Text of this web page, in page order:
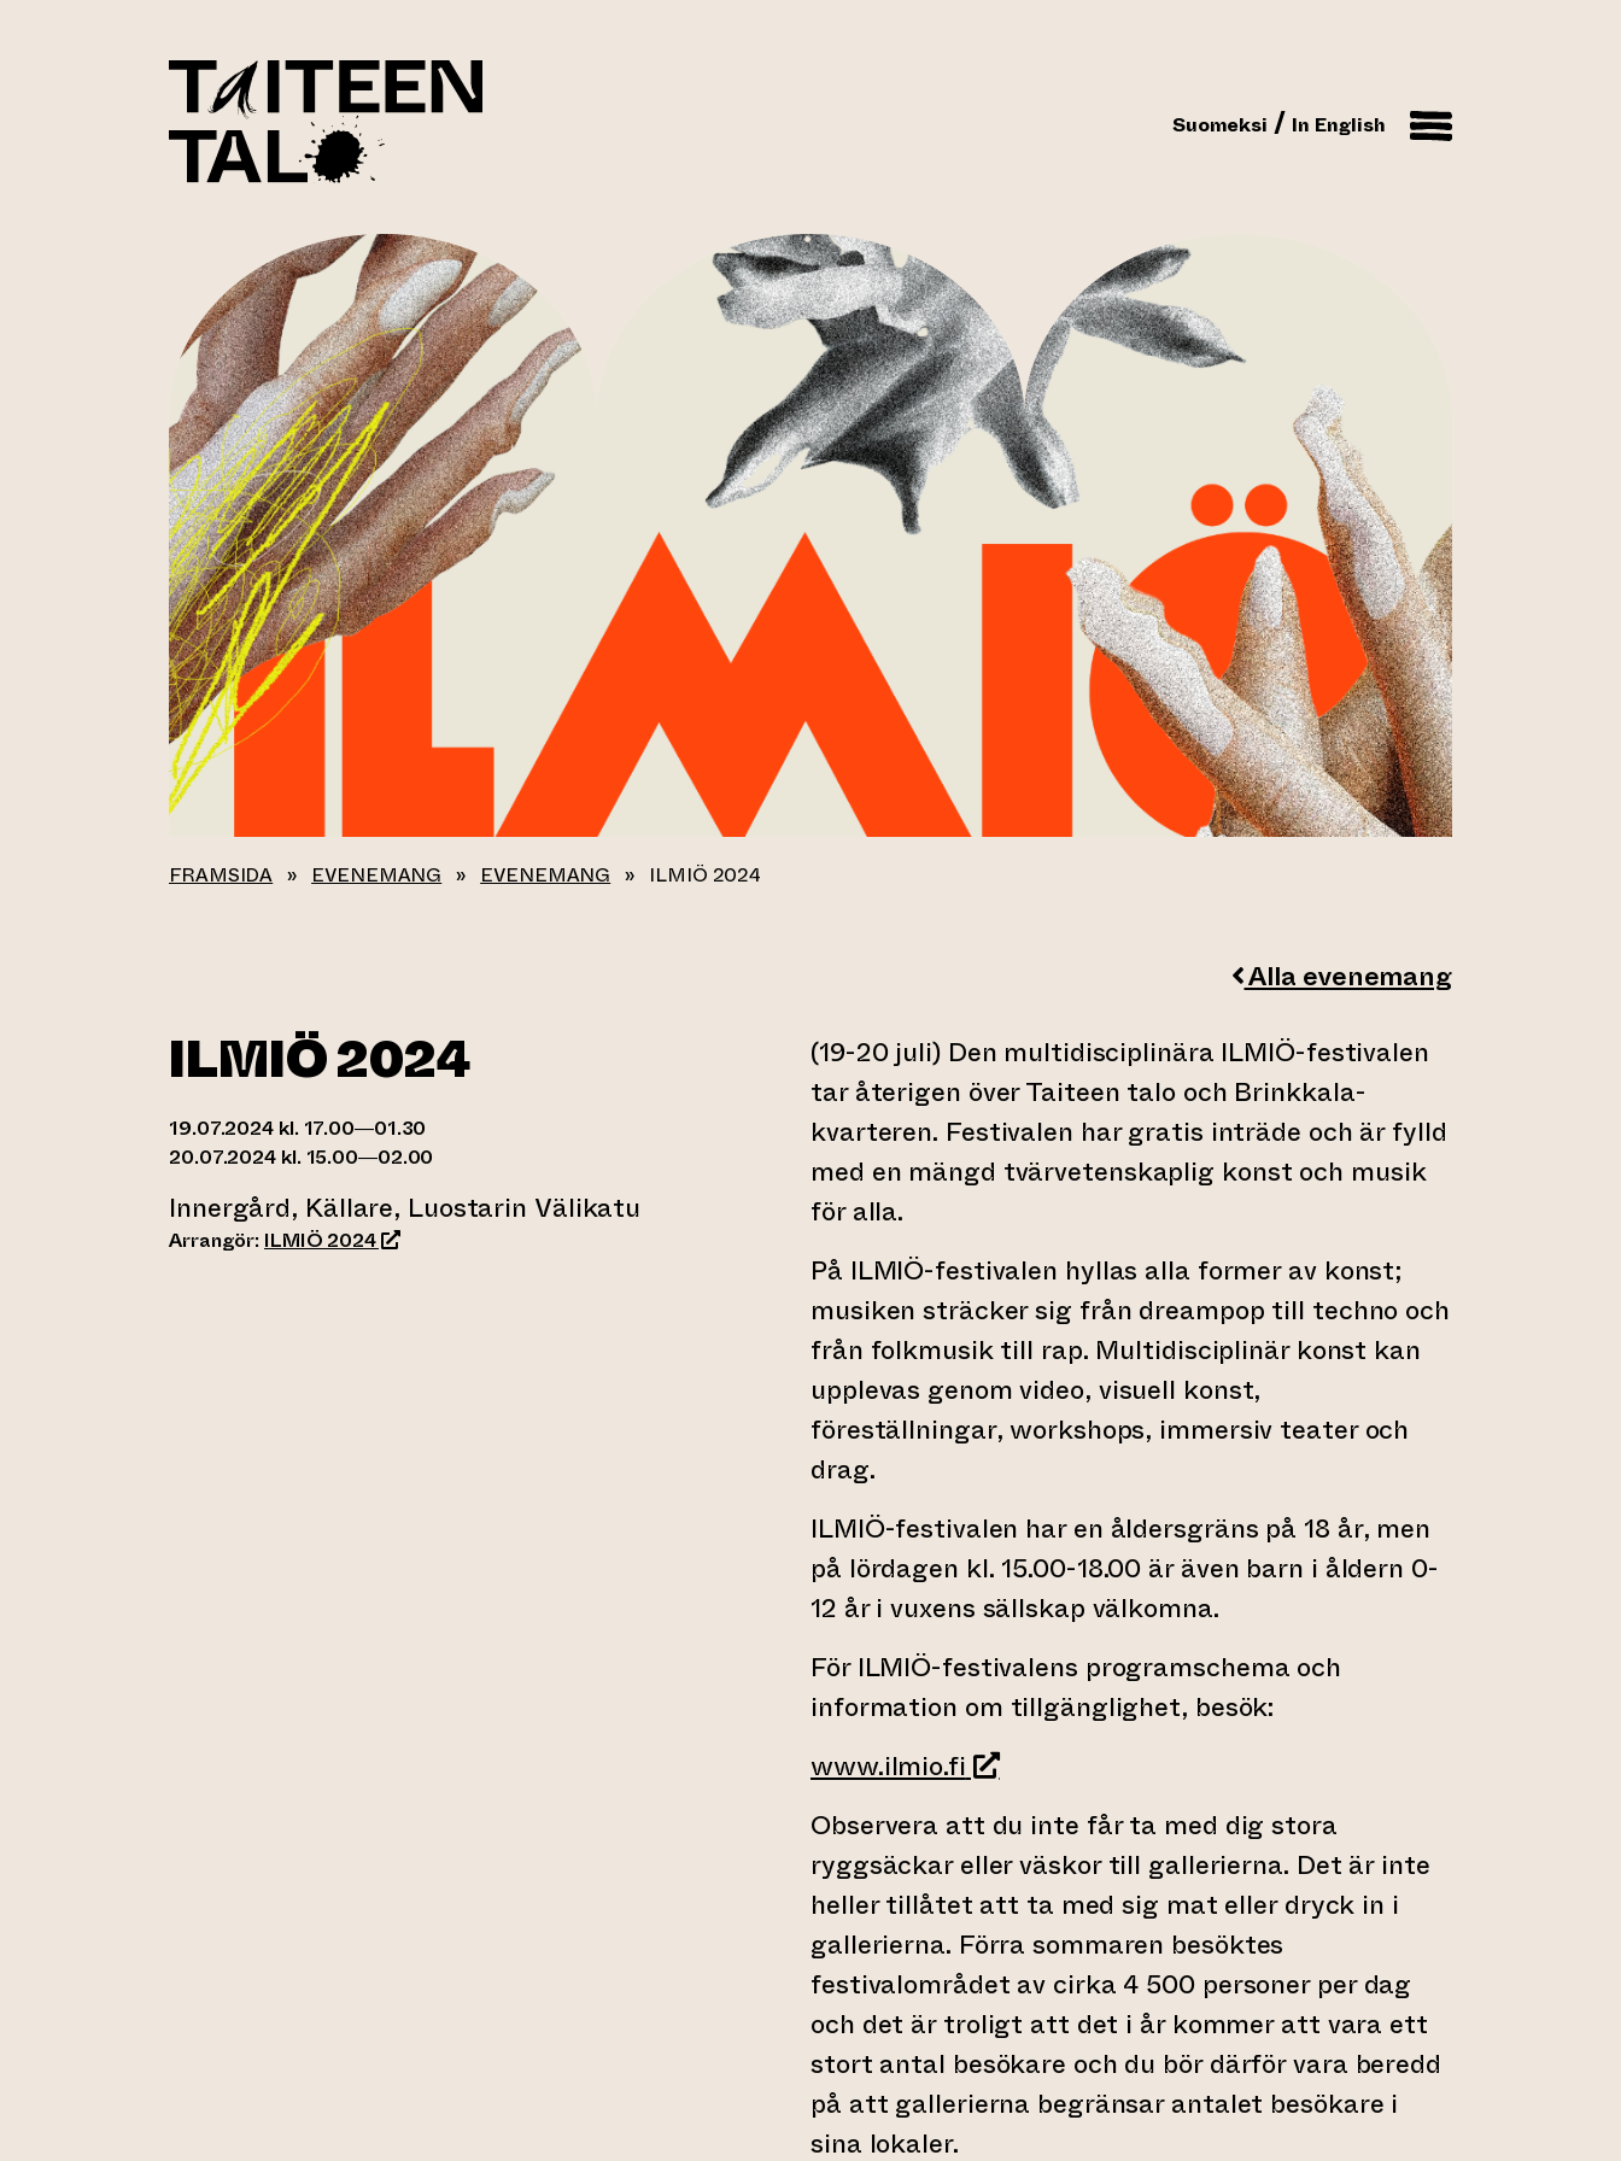
Suomeksi In English
FRAMSIDA » EVENEMANG » EVENEMANG » ILMIÖ 2024
Alla evenemang
ILMIÖ 2024
19.07.2024 kl. 17.00—01.30
20.07.2024 kl. 15.00—02.00
Innergård, Källare, Luostarin Välikatu
Arrangör: ILMIÖ 2024(leder till annan webbtjänst)
(19-20 juli) Den multidisciplinära ILMIÖ-festivalen
tar återigen över Taiteen talo och Brinkkala-
kvarteren. Festivalen har gratis inträde och är fylld
med en mängd tvärvetenskaplig konst och musik
för alla.
På ILMIÖ-festivalen hyllas alla former av konst;
musiken sträcker sig från dreampop till techno och
från folkmusik till rap. Multidisciplinär konst kan
upplevas genom video, visuell konst,
föreställningar, workshops, immersiv teater och
drag.
ILMIÖ-festivalen har en åldersgräns på 18 år, men
på lördagen kl. 15.00-18.00 är även barn i åldern 0-
12 år i vuxens sällskap välkomna.
För ILMIÖ-festivalens programschema och
information om tillgänglighet, besök:
www.ilmio.fi(leder till annan webbtjänst)
Observera att du inte får ta med dig stora
ryggsäckar eller väskor till gallerierna. Det är inte
heller tillåtet att ta med sig mat eller dryck in i
gallerierna. Förra sommaren besöktes
festivalområdet av cirka 4 500 personer per dag
och det är troligt att det i år kommer att vara ett
stort antal besökare och du bör därför vara beredd
på att gallerierna begränsar antalet besökare i
sina lokaler.